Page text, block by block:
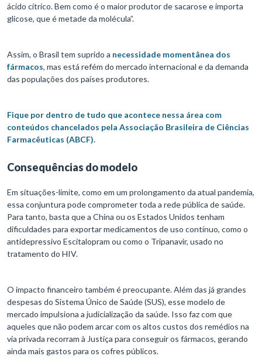
ácido cítrico. Bem como é o maior produtor de sacarose e importa
glicose, que é metade da molécula”.
Assim, o Brasil tem suprido a necessidade momentânea dos
fármacos, mas está refém do mercado internacional e da demanda
das populações dos países produtores.
Fique por dentro de tudo que acontece nessa área com
conteúdos chancelados pela Associação Brasileira de Ciências
Farmacêuticas (ABCF).
Consequências do modelo
Em situações-limite, como em um prolongamento da atual pandemia,
essa conjuntura pode comprometer toda a rede pública de saúde.
Para tanto, basta que a China ou os Estados Unidos tenham
dificuldades para exportar medicamentos de uso contínuo, como o
antidepressivo Escitalopram ou como o Tripanavir, usado no
tratamento do HIV.
O impacto financeiro também é preocupante. Além das já grandes
despesas do Sistema Único de Saúde (SUS), esse modelo de
mercado impulsiona a judicialização da saúde. Isso faz com que
aqueles que não podem arcar com os altos custos dos remédios na
via privada recorram à Justiça para conseguir os fármacos, gerando
ainda mais gastos para os cofres públicos.